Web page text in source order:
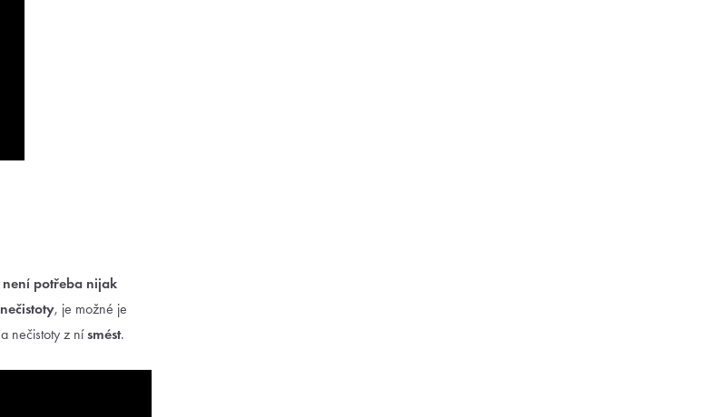
není potřeba nijak
nečistoty, je možné je
a nečistoty z nísmést.